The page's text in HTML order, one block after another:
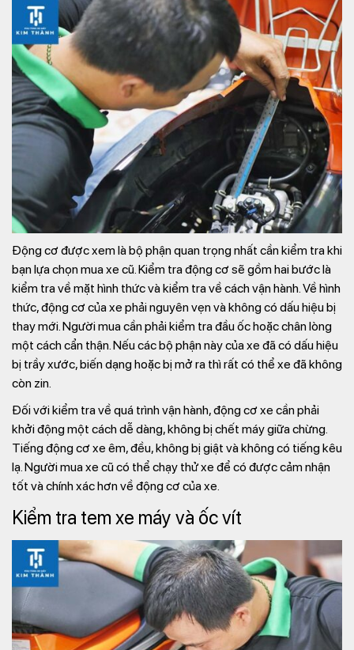
Động cơ được xem là bộ phận quan trọng nhất cần kiểm tra khi
bạn lựa chọn mua xe cũ. Kiểm tra động cơ sẽ gồm hai bước là
kiểm tra về mặt hình thức và kiểm tra về cách vận hành. Về hình
thức, động cơ của xe phải nguyên vẹn và không có dấu hiệu bị
thay mới. Người mua cần phải kiểm tra đầu ốc hoặc chân lòng
một cách cẩn thận. Nếu các bộ phận này của xe đã có dấu hiệu
bị trầy xước, biến dạng hoặc bị mở ra thì rất có thể xe đã không
còn zin.
Đối với kiểm tra về quá trình vận hành, động cơ xe cần phải
khởi động một cách dễ dàng, không bị chết máy giữa chừng.
Tiếng động cơ xe êm, đều, không bị giật và không có tiếng kêu
lạ. Người mua xe cũ có thể chạy thử xe để có được cảm nhận
tốt và chính xác hơn về động cơ của xe.
Kiểm tra tem xe máy và ốc vít